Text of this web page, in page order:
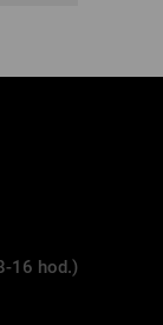
16 hod.)